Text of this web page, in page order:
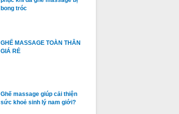
bong tróc
GHẾ MASSAGE TOÀN THÂN
GIÁ RẺ
Ghế massage giúp cải thiện
sức khoẻ sinh lý nam giới?